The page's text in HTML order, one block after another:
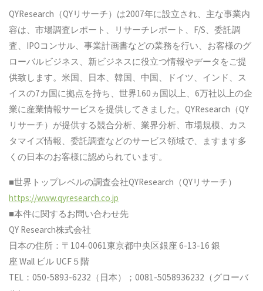
QYResearch（QYリサーチ）は2007年に設立され、主な事業内
容は、市場調査レポート、リサーチレポート、F/S、委託調
査、IPOコンサル、事業計画書などの業務を行い、お客様のグ
ローバルビジネス、新ビジネスに役立つ情報やデータをご提
供致します。米国、日本、韓国、中国、ドイツ、インド、ス
イスの7カ国に拠点を持ち、世界160ヵ国以上、6万社以上の企
業に産業情報サービスを提供してきました。QYResearch（QY
リサーチ）が提供する競合分析、業界分析、市場規模、カス
タマイズ情報、委託調査などのサービス領域で、ますます多
くの日本のお客様に認められています。
■世界トップレベルの調査会社QYResearch（QYリサーチ）
https://www.qyresearch.co.jp
■本件に関するお問い合わせ先
QY Research株式会社
日本の住所：〒104-0061東京都中央区銀座 6-13-16 銀
座 Wall ビル UCF５階
TEL：050-5893-6232（日本）；0081-5058936232（グローバ